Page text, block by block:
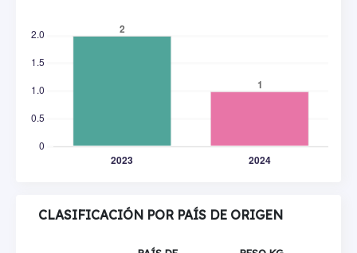
CLASIFICACIÓN POR PAÍS DE ORIGEN